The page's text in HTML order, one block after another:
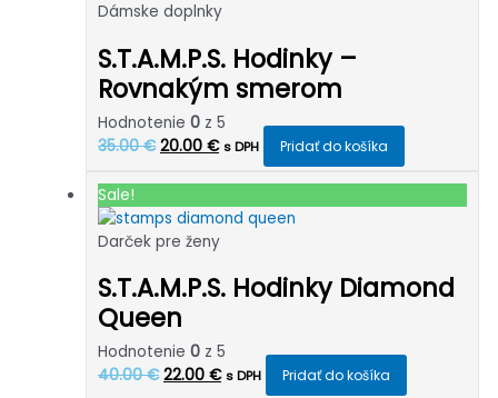
Dámske doplnky
S.T.A.M.P.S. Hodinky –
Rovnakým smerom
Hodnotenie 0 z 5
35.00€ Pôvodná
35.00 €.
20.00 €Aktuálna
20.00 €.
s DPH Pridať do košíka
Sale!
Darček pre ženy
S.T.A.M.P.S. Hodinky Diamond
Queen
Hodnotenie 0 z 5
40.00€ Pôvodná
22.00 €Aktuálna
s DPH Pridať do košíka